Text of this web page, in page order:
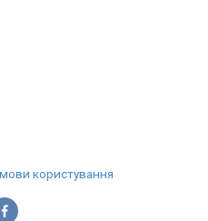
користування